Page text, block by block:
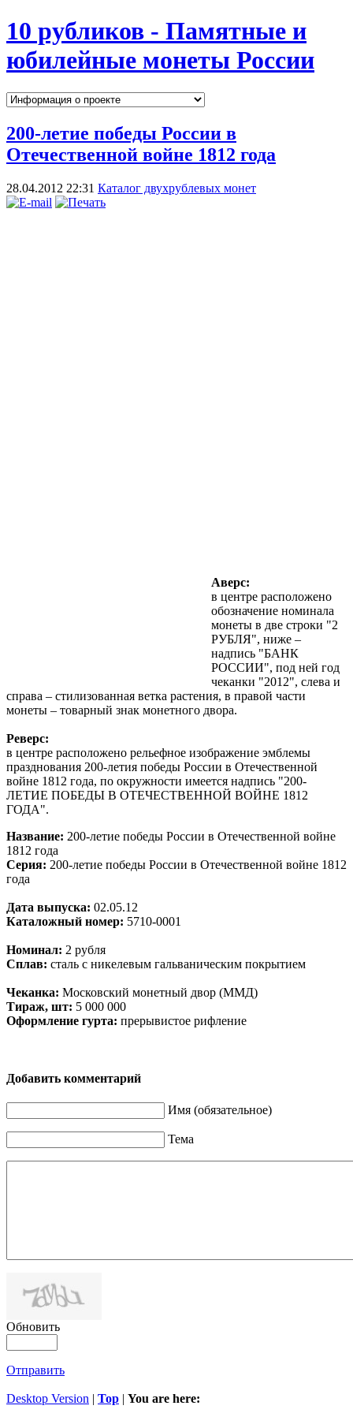
10 рубликов - Памятные и
юбилейные монеты России
200-летие победы России в
Отечественной войне 1812 года
28.04.2012 22:31 Каталог двухрублевых монет
Аверс:
в центре расположено
обозначение номинала
монеты в две строки "2
РУБЛЯ", ниже –
надпись "БАНК
РОССИИ", под ней год
чеканки "2012", слева и
справа – стилизованная ветка растения, в правой части
монеты – товарный знак монетного двора.
Реверс:
в центре расположено рельефное изображение эмблемы
празднования 200-летия победы России в Отечественной
войне 1812 года, по окружности имеется надпись "200-
ЛЕТИЕ ПОБЕДЫ В ОТЕЧЕСТВЕННОЙ ВОЙНЕ 1812
ГОДА".
Название: 200-летие победы России в Отечественной войне
1812 года
Серия: 200-летие победы России в Отечественной войне 1812
года
Дата выпуска: 02.05.12
Каталожный номер: 5710-0001
Номинал: 2 рубля
Сплав: сталь с никелевым гальваническим покрытием
Чеканка: Московский монетный двор (ММД)
Тираж, шт: 5 000 000
Оформление гурта: прерывистое рифление
Добавить комментарий
Имя (обязательное)
Тема
Обновить
Отправить
Desktop Version | Top | You are here: